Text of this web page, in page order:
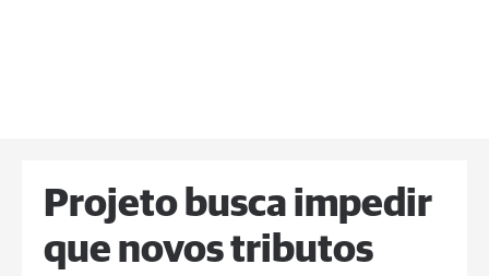
Projeto busca impedir
que novos tributos